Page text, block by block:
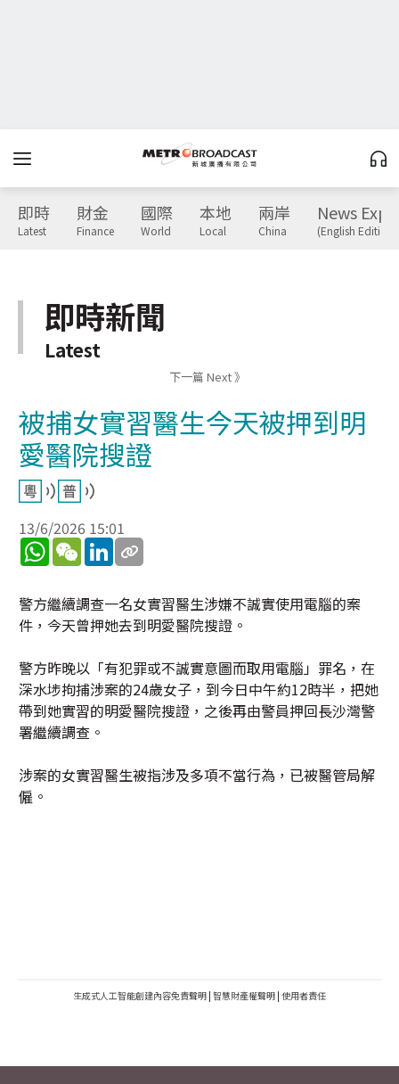
即時
Latest
財金
Finance
國際
World
本地
Local
兩岸
China
News
(English Edition)
即時新聞
Latest
下一篇 Next 》
被捕女實習醫生今天被押到明
愛醫院搜證
13/6/2026 15:01
WhatsApp
WeChatLinkedIn
警方繼續調查一名女實習醫生涉嫌不誠實使用電腦的案
件，今天曾押她去到明愛醫院搜證。
警方昨晚以「有犯罪或不誠實意圖而取用電腦」罪名，在
深水埗拘捕涉案的24歲女子，到今日中午約12時半，把她
帶到她實習的明愛醫院搜證，之後再由警員押回長沙灣警
署繼續調查。
涉案的女實習醫生被指涉及多項不當行為，已被醫管局解
僱。
生成式人工智能創建內容免責聲明 | 智慧財產權聲明 | 使用者責任